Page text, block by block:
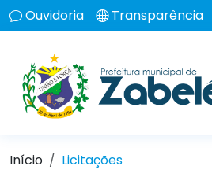
Ouvidoria Transparência
Início Licitações